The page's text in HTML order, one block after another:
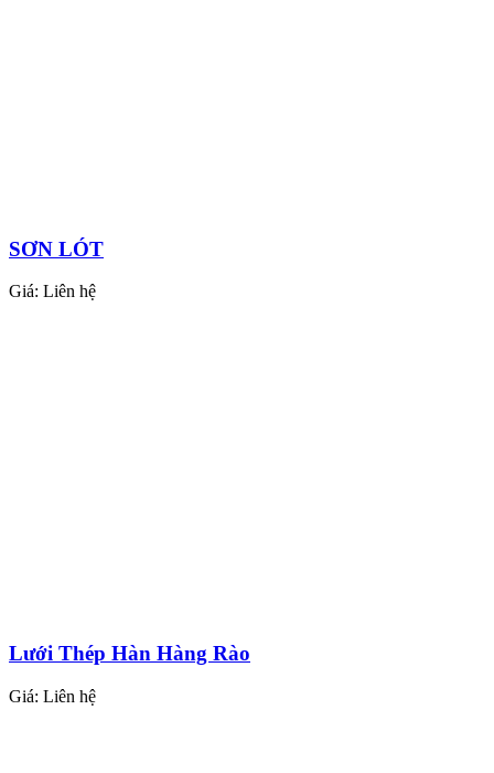
SƠN LÓT
Giá: Liên hệ
Lưới Thép Hàn Hàng Rào
Giá: Liên hệ